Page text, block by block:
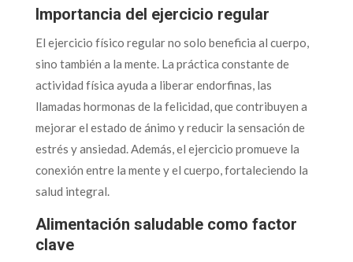
Importancia del ejercicio regular
El ejercicio físico regular no solo beneficia al cuerpo,
sino también a la mente. La práctica constante de
actividad física ayuda a liberar endorfinas, las
llamadas hormonas de la felicidad, que contribuyen a
mejorar el estado de ánimo y reducir la sensación de
estrés y ansiedad. Además, el ejercicio promueve la
conexión entre la mente y el cuerpo, fortaleciendo la
salud integral.
Alimentación saludable como factor
clave